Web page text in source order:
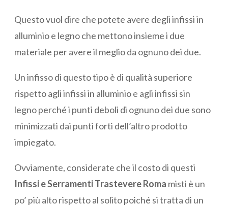
Questo vuol dire che potete avere degli infissi in
alluminio e legno che mettono insieme i due
materiale per avere il meglio da ognuno dei due.
Un infisso di questo tipo è di qualità superiore
rispetto agli infissi in alluminio e agli infissi sin
legno perché i punti deboli di ognuno dei due sono
minimizzati dai punti forti dell’altro prodotto
impiegato.
Ovviamente, considerate che il costo di questi
Infissi e Serramenti Trastevere Roma misti è un
po’ più alto rispetto al solito poiché si tratta di un